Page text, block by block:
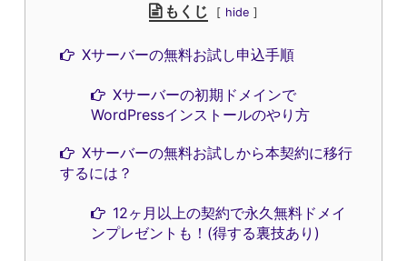
もくじ hide
Xサーバーの無料お試し申込手順
Xサーバーの初期ドメインで
WordPressインストールのやり方
Xサーバーの無料お試しから本契約に移行
するには？
12ヶ月以上の契約で永久無料ドメイ
ンプレゼントも！(得する裏技あり)